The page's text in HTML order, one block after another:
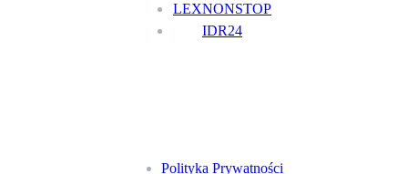
LEXNONSTOP
IDR24
Polityka Prywatności